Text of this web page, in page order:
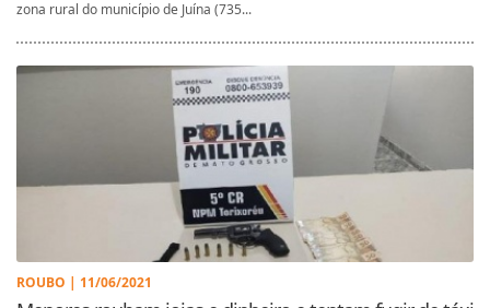
zona rural do município de Juína (735...
ROUBO | 11/06/2021